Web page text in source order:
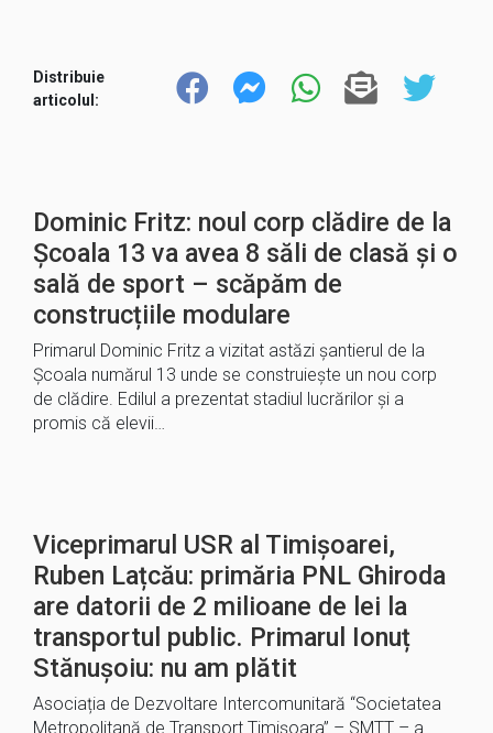
Distribuie
articolul:
Dominic Fritz: noul corp clădire de la
Școala 13 va avea 8 săli de clasă și o
sală de sport – scăpăm de
construcțiile modulare
Primarul Dominic Fritz a vizitat astăzi șantierul de la
Școala numărul 13 unde se construiește un nou corp
de clădire. Edilul a prezentat stadiul lucrărilor și a
promis că elevii…
Viceprimarul USR al Timișoarei,
Ruben Lațcău: primăria PNL Ghiroda
are datorii de 2 milioane de lei la
transportul public. Primarul Ionuț
Stănușoiu: nu am plătit
Asociația de Dezvoltare Intercomunitară “Societatea
Metropolitană de Transport Timișoara” – SMTT – a